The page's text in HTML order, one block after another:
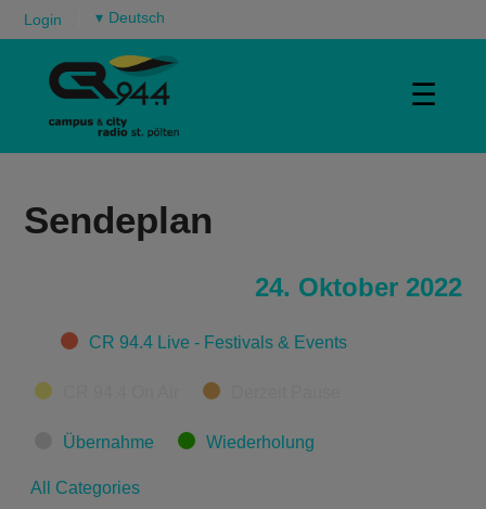
Login ▾
☰
Sendeplan
24. Oktober 2022
CategoriesCR 94.4 Live - Festivals & Events
Übernahme Wiederholung
All Categories